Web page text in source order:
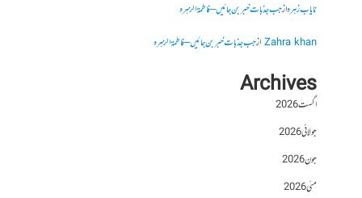
نایاب زہرہازجب جذبات خبر بن جائیں – فاطمۃالزہرہ
Zahra khanازجب جذبات خبر بن جائیں – فاطمۃالزہرہ
Archives
اگست 2026
جولائی 2026
جون 2026
مئی 2026